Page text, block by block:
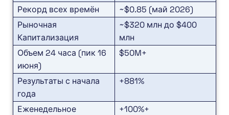
Рекорд всех времён
~$0.85 (май 2026)
Рыночная
Капитализация
~$320 млн до $400
млн
Объем 24 часа (пик 16
июня)
$50M+
Результаты с начала
года
+881%
Еженедельное
+100%+